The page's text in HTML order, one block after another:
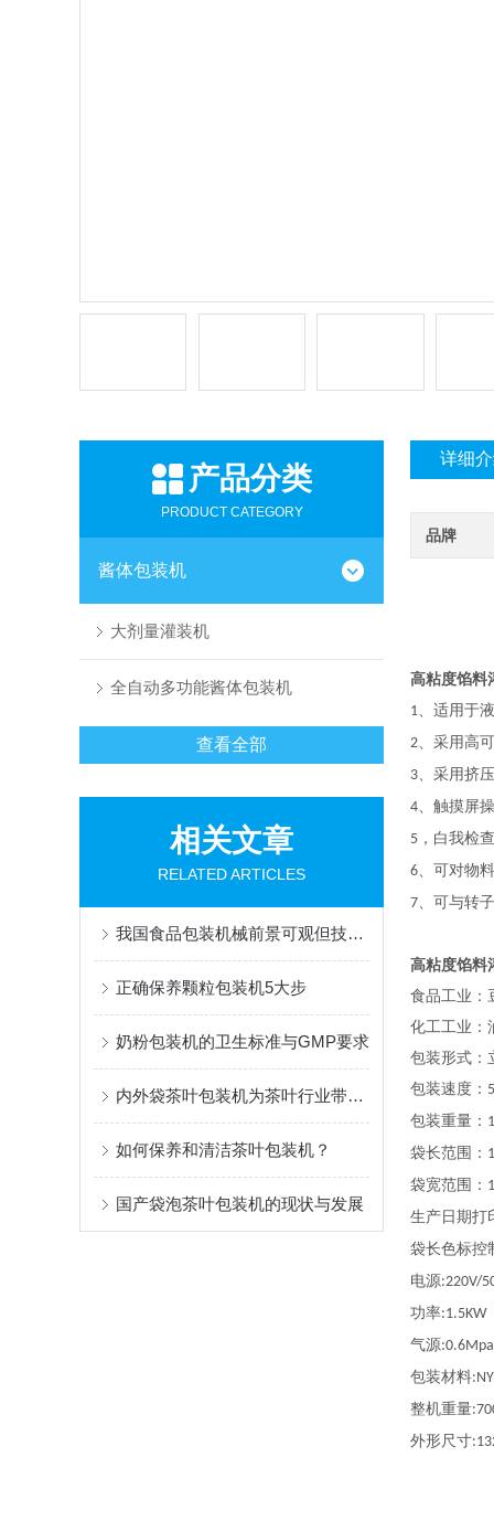
产品分类
PRODUCT CATEGORY
酱体包装机
大剂量灌装机
全自动多功能酱体包装机
查看全部
相关文章
RELATED ARTICLES
我国食品包装机械前景可观但技术水平制约发展
正确保养颗粒包装机5大步
奶粉包装机的卫生标准与GMP要求
内外袋茶叶包装机为茶叶行业带来更多便利和机遇
如何保养和清洁茶叶包装机？
国产袋泡茶叶包装机的现状与发展
详细
品牌
高粘度馅料
1、适用于
2、采用高
3、采用挤
4、触摸屏
5 ，白我检
6、可对物
7、可与转
高粘度馅料
食品工业：
化工工业：
包装形式：
包装速度：
包装重量：
袋长范围：
袋宽范围：
生产日期打
袋长色标控
电源:220V/
功率:1.5KW
气源
包装材料:NY
整机重量
外形尺寸